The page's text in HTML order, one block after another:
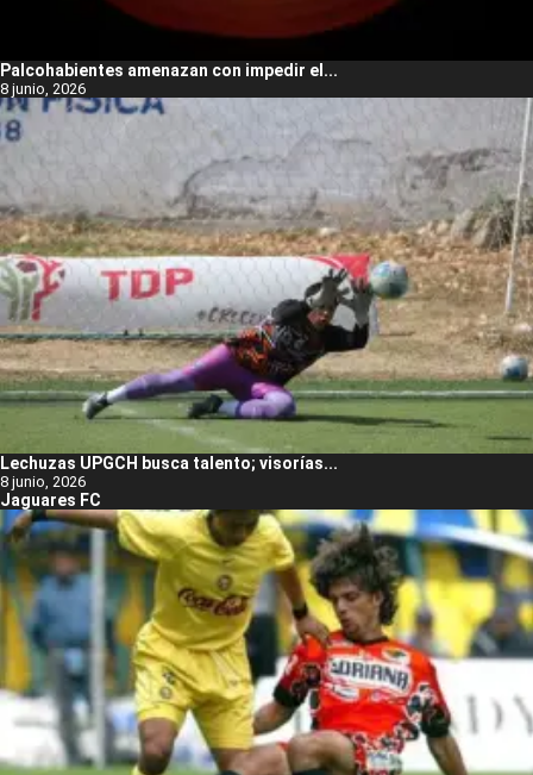
Palcohabientes amenazan con impedir el...
8 junio, 2026
Lechuzas UPGCH busca talento; visorías...
8 junio, 2026
Jaguares FC